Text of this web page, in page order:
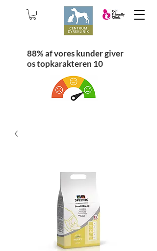
88% af vores kunder giver
os topkarakteren 10